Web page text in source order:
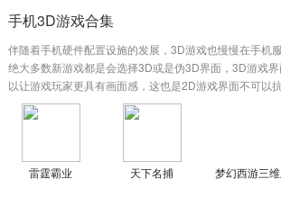
手机3D游戏合集
伴随着手机硬件配置设施的发展，3D游戏也慢慢在手机
绝大多数新游戏都是会选择3D或是伪3D界面，3D游戏
以让游戏玩家更具有画面感，这也是2D游戏界面不可以
绍下手机3D游戏有什么吧。这种3D游戏包括了手机网络
感兴趣的用户可以自主挑选下载。...
雷霆霸业 天下名捕 梦幻西游三